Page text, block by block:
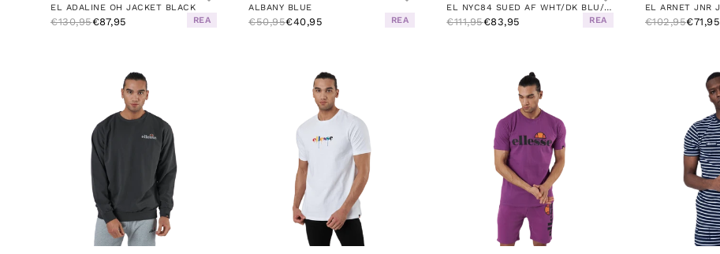
EL ADALINE OH JACKET BLACK
€130,95€87,95 REA
ALBANY BLUE
€50,95€40,95 REA
EL NYC84 SUED AF WHT/DK BLU/RED
€111,95€83,95 REA €102,95€71,95